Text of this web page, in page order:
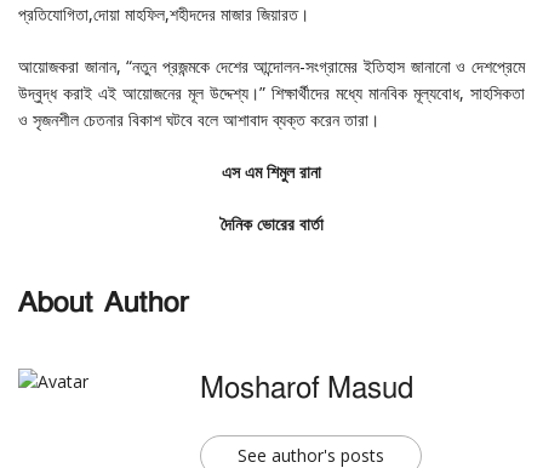
প্রতিযোগিতা,দোয়া মাহফিল,শহীদদের মাজার জিয়ারত।
আয়োজকরা জানান, “নতুন প্রজন্মকে দেশের আন্দোলন-সংগ্রামের ইতিহাস জানানো ও দেশপ্রেমে
উদ্বুদ্ধ করাই এই আয়োজনের মূল উদ্দেশ্য।” শিক্ষার্থীদের মধ্যে মানবিক মূল্যবোধ, সাহসিকতা
ও সৃজনশীল চেতনার বিকাশ ঘটবে বলে আশাবাদ ব্যক্ত করেন তারা।
এসএমশিমুলরানা
দৈনিক ভোরের বার্তা
About Author
Mosharof Masud
See author's posts